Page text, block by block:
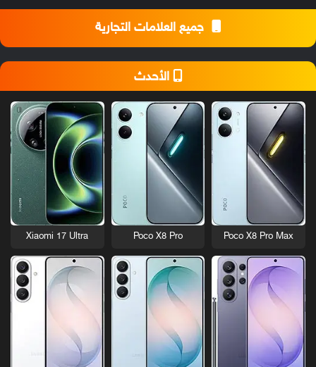
جميع العلامات التجارية
الأحدث
Poco X8 Pro Max
Poco X8 Pro
Xiaomi 17 Ultra